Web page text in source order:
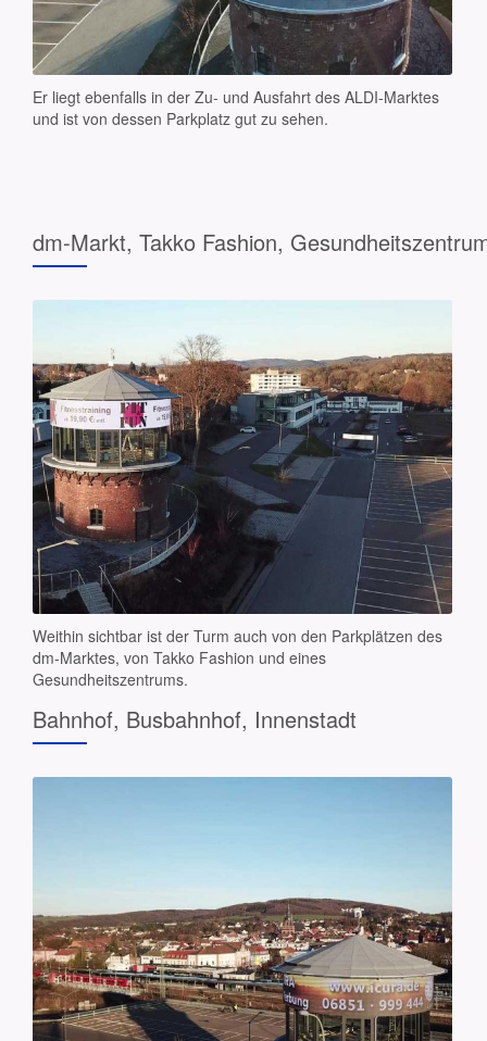
Er liegt ebenfalls in der Zu- und Ausfahrt des ALDI-Marktes
und ist von dessen Parkplatz gut zu sehen.
dm-Markt, Takko Fashion,
Weithin sichtbar ist der Turm auch von den Parkplätzen des
dm-Marktes, von Takko Fashion und eines
Gesundheitszentrums.
Bahnhof, Busbahnhof, Innenstadt